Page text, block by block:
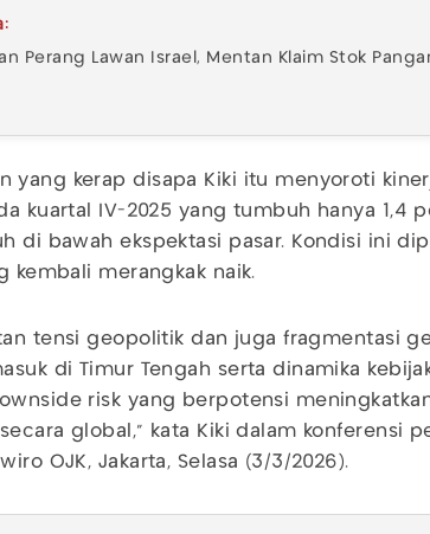
Perang Lawan Israel, Mentan Klaim Stok
yang kerap disapa Kiki itu menyoroti
kuartal IV-2025 yang tumbuh hanya 1,4
di bawah ekspektasi pasar. Kondisi ini
kembali merangkak naik.
tensi geopolitik dan juga fragmentasi
di Timur Tengah serta dinamika
risk yang berpotensi
global,” kata Kiki dalam konferensi
OJK, Jakarta, Selasa (3/3/2026).